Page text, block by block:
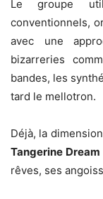
Le groupe
conventionnels,
avec une
bizarreries
bandes, les
tard le mellotron.
Déjà, la
Tangerine Dream
rêves, ses